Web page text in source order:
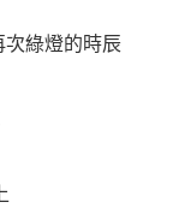
次綠燈的時辰